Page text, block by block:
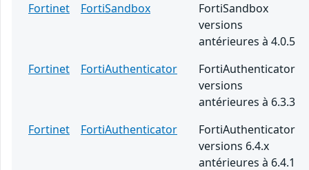
Fortinet
FortiSandbox
FortiSandbox
versions
antérieures à 4.0.5
Fortinet
FortiAuthenticator
FortiAuthenticator
versions
antérieures à 6.3.3
Fortinet
FortiAuthenticator
FortiAuthenticator
versions 6.4.x
antérieures à 6.4.1